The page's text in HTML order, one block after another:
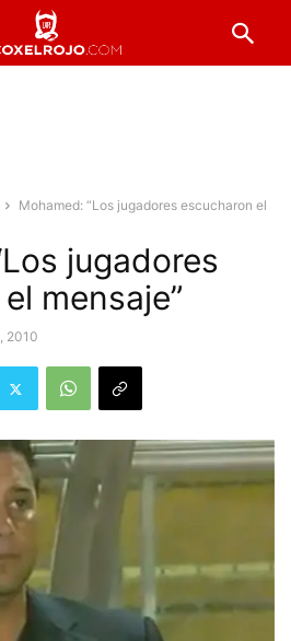
Mohamed: “Los jugadores escucharon el
jugadores
mensaje”
2010